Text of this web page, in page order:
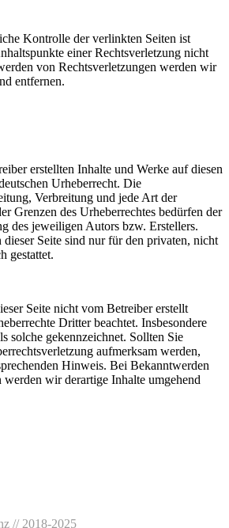
Kontrolle der verlinkten Seiten ist
einer Rechtsverletzung nicht
von Rechtsverletzungen werden wir
entfernen.
erstellten Inhalte und Werke auf diesen
Urheberrecht. Die
Verbreitung und jede Art der
Grenzen des Urheberrechtes bedürfen der
des jeweiligen Autors bzw. Erstellers.
Seite sind nur für den privaten, nicht
gestattet.
Seite nicht vom Betreiber erstellt
Dritter beachtet. Insbesondere
solche gekennzeichnet. Sollten Sie
aufmerksam werden,
Hinweis. Bei Bekanntwerden
werden wir derartige Inhalte umgehend
// 2018-2025